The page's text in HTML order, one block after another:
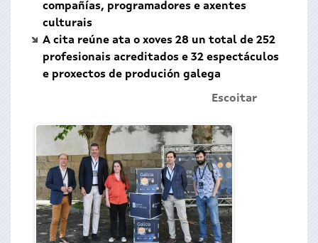
compañías, programadores e axentes
culturais
A cita reúne ata o xoves 28 un total de 252
profesionais acreditados e 32 espectáculos
e proxectos de produción galega
Escoitar